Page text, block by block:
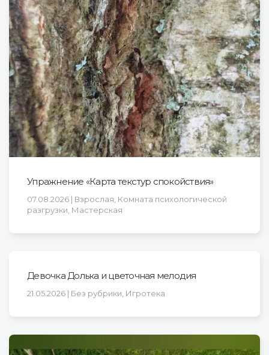
Упражнение «Карта текстур спокойствия»
07.08.2026 | Взрослая, Комната психологической
разгрузки, Мастерская
Девочка Долька и цветочная мелодия
21.05.2026 | Без рубрики, Игротека